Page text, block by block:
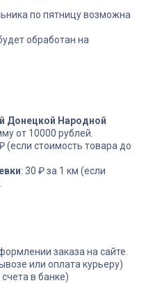
18 999₽
по пятницу возможна
обработан на
Донецкой Народной
от 10000 рублей.
(если стоимость товара до
: 30 ₽ за 1 км (если
заказа на сайте.
или оплата курьеру)
в банке)